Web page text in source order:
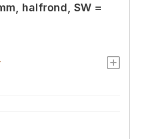
halfrond, SW =